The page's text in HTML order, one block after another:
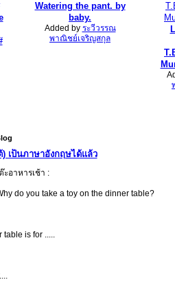
Watering the pant. by
baby.
Added by ระวีวรรณ
พาณิชย์เจริญสกุล
เป็นภาษาอังกฤษได้แล้ว
อาหารเช้า :
do you take a toy on the dinner table?
table is for .....